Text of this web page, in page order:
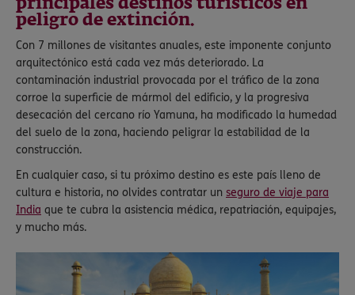
principales destinos turísticos en
peligro de extinción.
Con 7 millones de visitantes anuales, este imponente conjunto
arquitectónico está cada vez más deteriorado. La
contaminación industrial provocada por el tráfico de la zona
corroe la superficie de mármol del edificio, y la progresiva
desecación del cercano río Yamuna, ha modificado la humedad
del suelo de la zona, haciendo peligrar la estabilidad de la
construcción.
En cualquier caso, si tu próximo destino es este país lleno de
cultura e historia, no olvides contratar un seguro de viaje para
India que te cubra la asistencia médica, repatriación, equipajes,
y mucho más.